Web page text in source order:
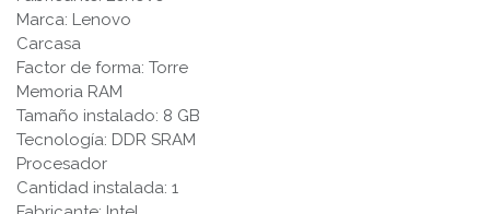
Marca: Lenovo
Carcasa
Factor de forma: Torre
Memoria RAM
Tamaño instalado: 8 GB
Tecnología: DDR SRAM
Procesador
Cantidad instalada: 1